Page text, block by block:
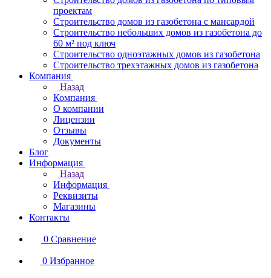
проектам
Строительство домов из газобетона с мансардой
Строительство небольших домов из газобетона до
60 м² под ключ
Строительство одноэтажных домов из газобетона
Строительство трехэтажных домов из газобетона
Компания
Назад
Компания
О компании
Лицензии
Отзывы
Документы
Блог
Информация
Назад
Информация
Реквизиты
Магазины
Контакты
0 Сравнение
0 Избранное